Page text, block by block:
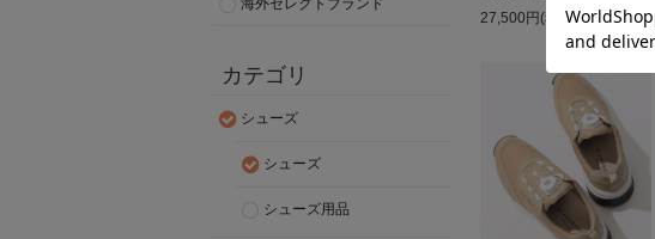
海外セレクトブランド
カテゴリ
シューズ
シューズ
シューズ用品
27,500 円(税込)